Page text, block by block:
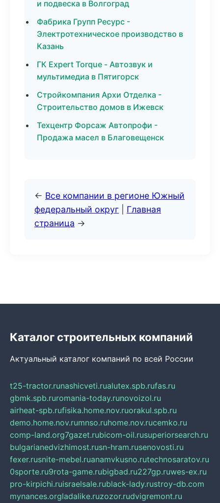
и подвеска в Волгоград
Фабрика Групп Ресурс -
Электротехническое производство в
Казань
ГК Expert Torque - Автозвук и
мультимедиа в Пятигорск
Стройкомпания Архи Отделка -
Строительство домов в Ижевск
Техцентр Форсаж Автопрофи -
Продажа масел в Благовещенск
← Все компании в регионе Южный
федеральный округ
Главная
страница →
Каталог строительных компаний
Актуальный каталог компаний по всей России
t25-tractor.runashicveti.rualutex.spb.rufas.ru
gbmk.spb.ruromania-today.runovoizol.ru
airheat-spb.rufisika.home.nov.ruorakul.spb.ru
demo.home.nov.rumnso.ruhome.nov.rucemko.ru
comp-land.org7gazet.rubicom-oil.rusuperiorsearch.ru
bulgarianedvizhimost.rusn-hram.rusenovosti.ru
fexer.rusnite-mebel.ruanamvkusno.rutechnosaratov.ru
0sporte.ru9rota-game.rubigbad.ru227gp.ruwes-ex.ru
pro-kirpichi.ruisraelsale.rublack-lady.rustroy-db.com
mynances.orgladalike.ruzozor.rudvigremont.ru